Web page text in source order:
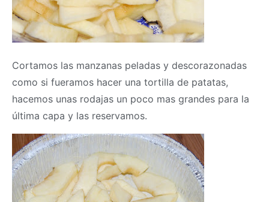
Cortamos las manzanas peladas y descorazonadas
como si fueramos hacer una tortilla de patatas,
hacemos unas rodajas un poco mas grandes para la
última capa y las reservamos.